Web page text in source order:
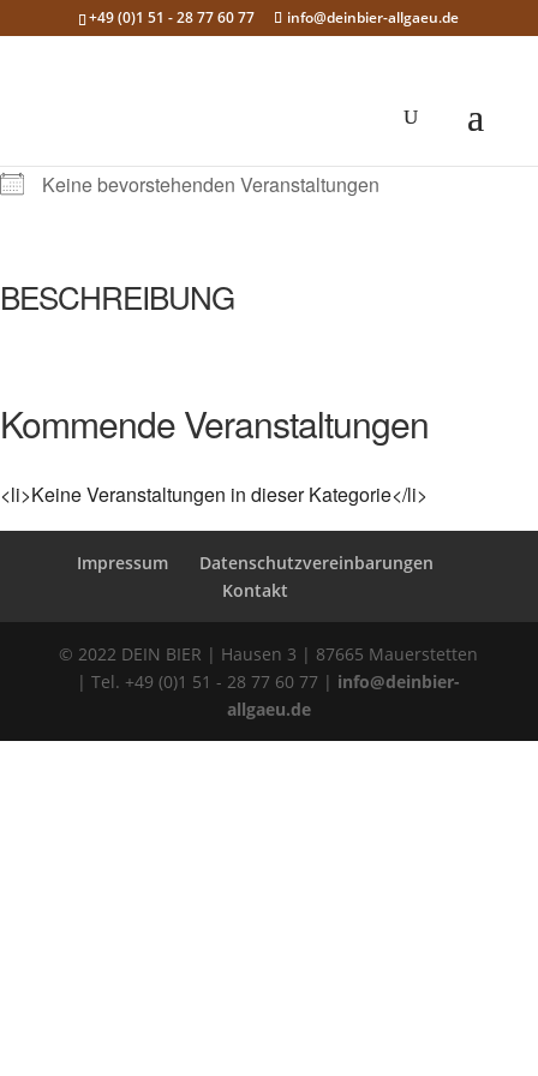
+49 (0)1 51 - 28 77 60 77 info@deinbier-allgaeu.de
Keine bevorstehenden Veranstaltungen
BESCHREIBUNG
Kommende Veranstaltungen
<li>Keine Veranstaltungen in dieser Kategorie</li>
Impressum
Datenschutzvereinbarungen
Kontakt
© 2022 DEIN BIER | Hausen 3 | 87665 Mauerstetten
| Tel. +49 (0)1 51 - 28 77 60 77 | info@deinbier-
allgaeu.de